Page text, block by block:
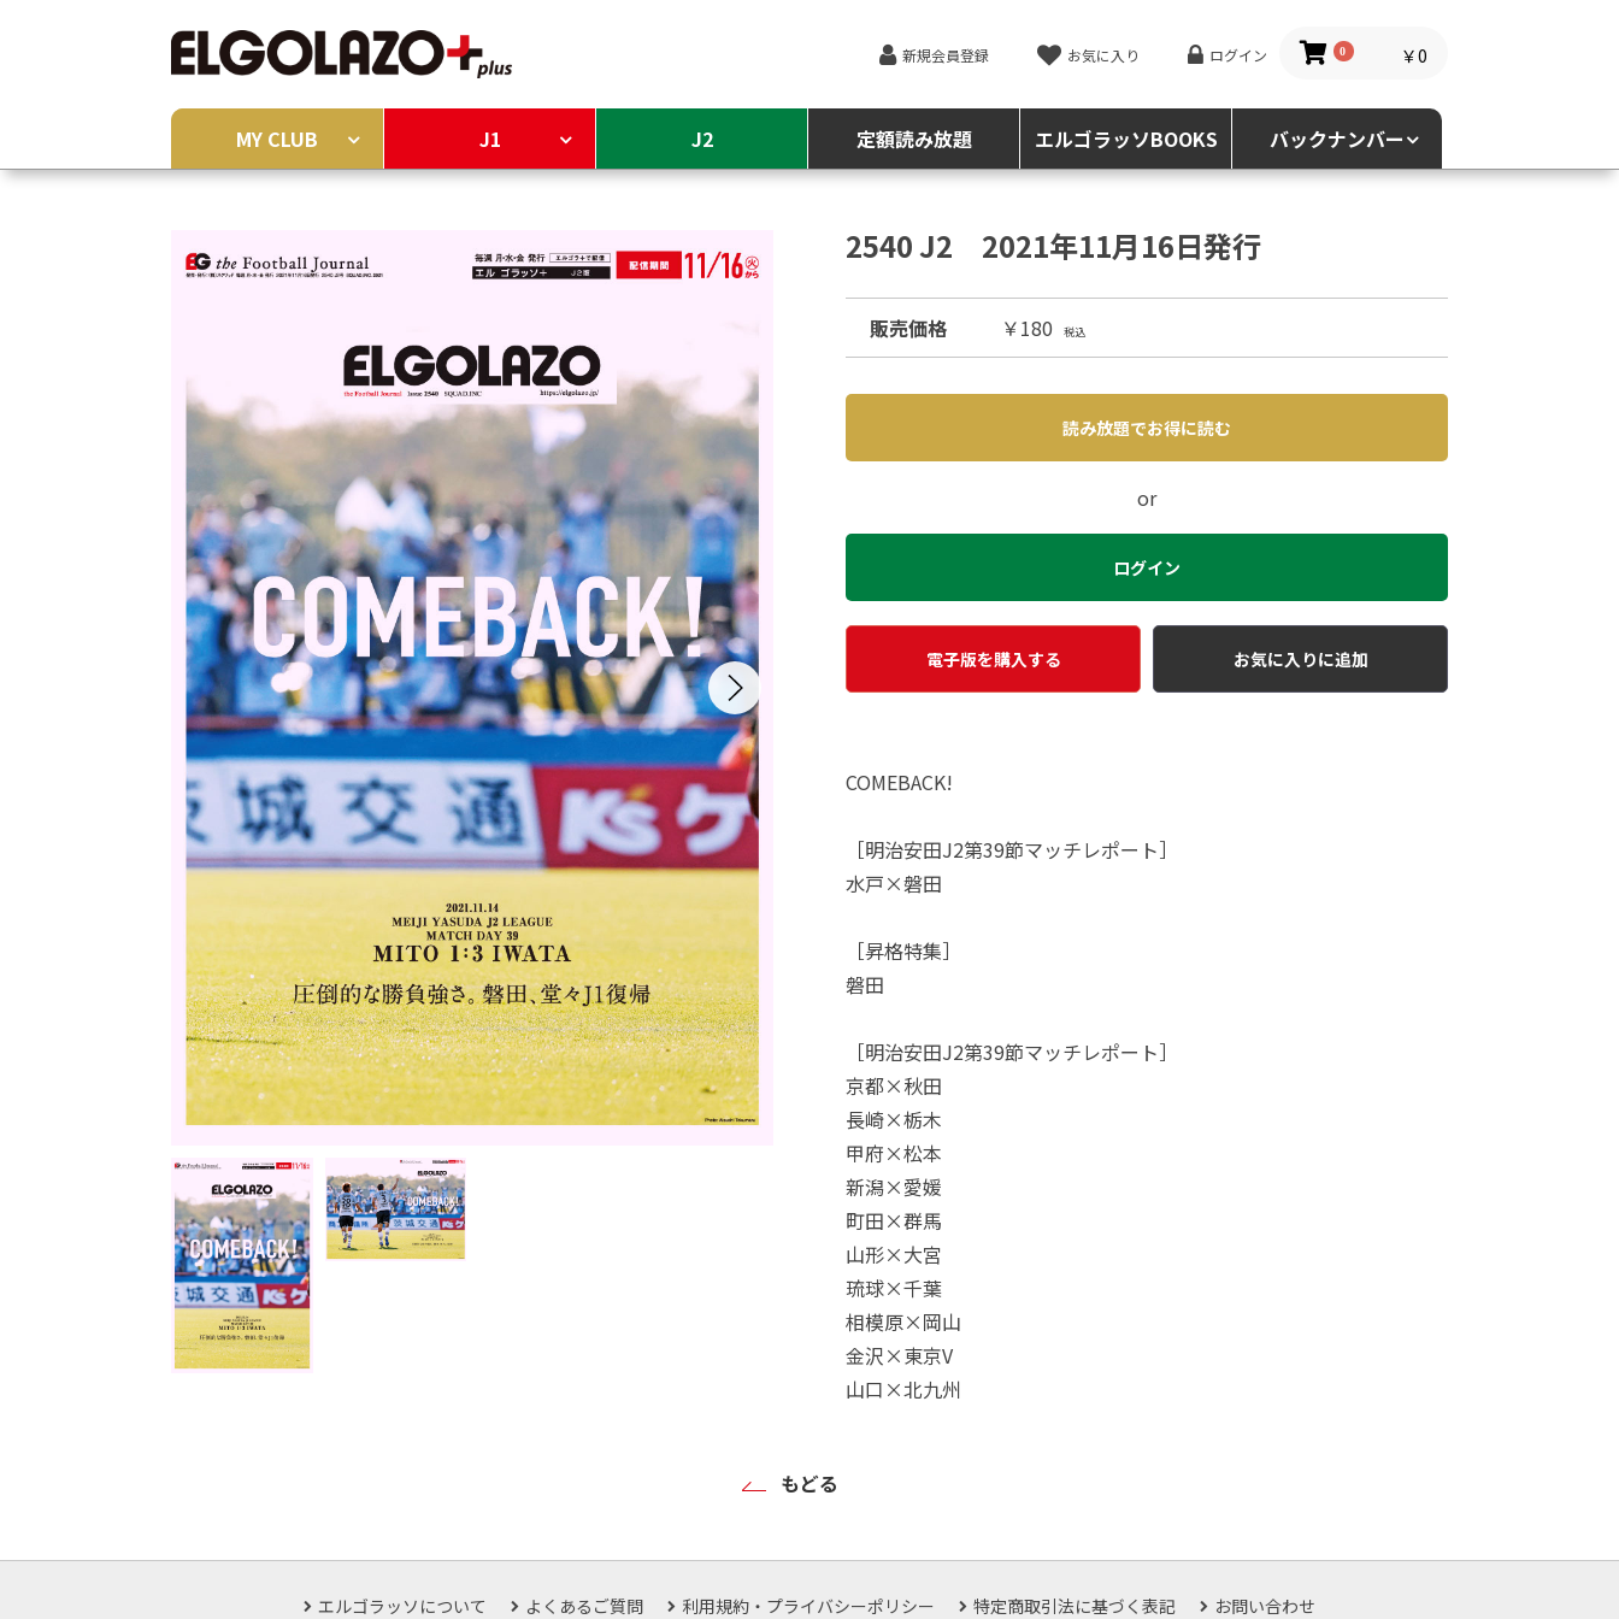
新規会員登録 お気に入り ログイン 0 ￥0
MY CLUB J1 J2 定額読み放題 エルゴラッソBOOKS バックナンバー
2540 J2 2021年11月16日発行
販売価格 ￥180 税込
読み放題でお得に読む
or
ログイン
電子版を購入する お気に入りに追加
COMEBACK!
［明治安田J2第39節マッチレポート］
水戸×磐田
［昇格特集］
磐田
［明治安田J2第39節マッチレポート］
京都×秋田
長崎×栃木
甲府×松本
新潟×愛媛
町田×群馬
山形×大宮
琉球×千葉
相模原×岡山
金沢×東京V
山口×北九州
もどる
エルゴラッソについて よくあるご質問 利用規約・プライバシーポリシー 特定商取引法に基づく表記 お問い合わせ